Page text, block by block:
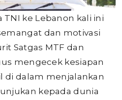
ke Lebanon kali ini
dan motivasi
Satgas MTF dan
mengecek kesiapan
di dalam menjalankan
kepada dunia